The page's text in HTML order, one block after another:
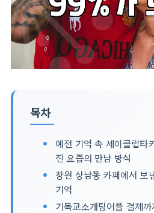
목차
예전 기억 속 세이클럽타
진 요즘의 만남 방식
창원 상남동 카페에서 보
기억
기독교소개팅어플 결제